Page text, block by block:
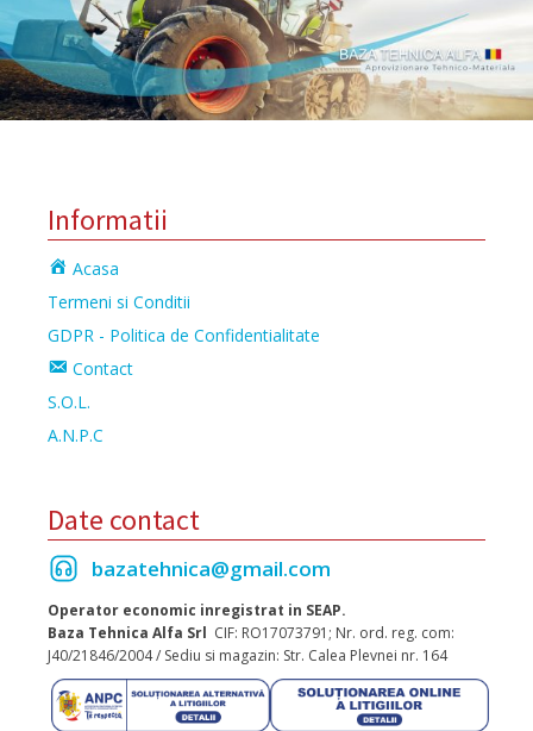
Informatii
Acasa
Termeni si Conditii
GDPR - Politica de Confidentialitate
Contact
S.O.L.
A.N.P.C
Date contact
bazatehnica@gmail.com
Operator economic inregistrat in SEAP.
Baza Tehnica Alfa Srl CIF: RO17073791; Nr. ord. reg. com:
J40/21846/2004 / Sediu si magazin: Str. Calea Plevnei nr. 164